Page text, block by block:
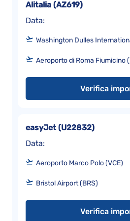
Data:
Alitalia (AZ619)
Washington Dulles
Aeroporto di Roma Fiumicino
Verifica
Data:
easyJet(U22832)
Aeroporto Marco Polo (VCE)
Bristol Airport (BRS)
Verifica